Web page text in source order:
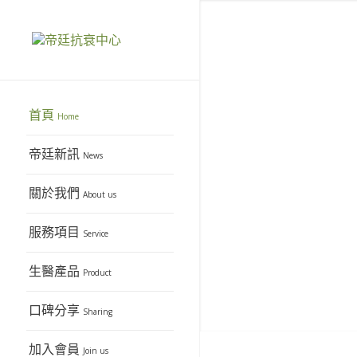
首頁 Home
帝廷新訊 News
關於我們 About us
服務項目 Service
生醫產品 Product
口碑分享 Sharing
加入會員 Join us
上一頁